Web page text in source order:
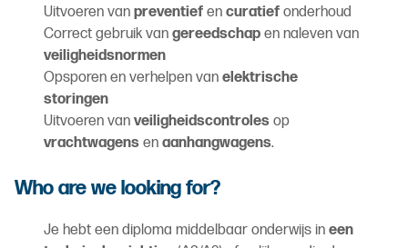
Uitvoeren van preventief en curatief onderhoud
Correct gebruik van gereedschap en naleven van
veiligheidsnormen
Opsporen en verhelpen van elektrische
storingen
Uitvoeren van veiligheidscontroles op
vrachtwagens en aanhangwagens.
Who are we looking for?
Je hebt een diploma middelbaar onderwijs in een